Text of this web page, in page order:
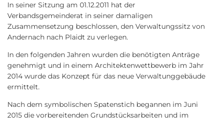
Entscheidung
bis
zum
Umzug
In seiner Sitzung am 01.12.2011 hat der
Verbandsgemeinderat in seiner damaligen
Zusammensetzung beschlossen, den Verwaltungssitz von
Andernach nach Plaidt zu verlegen.
In den folgenden Jahren wurden die benötigten Anträge
genehmigt und in einem Architektenwettbewerb im Jahr
2014 wurde das Konzept für das neue Verwaltunggebäude
ermittelt.
Nach dem symbolischen Spatenstich begannen im Juni
2015 die vorbereitenden Grundstücksarbeiten und im